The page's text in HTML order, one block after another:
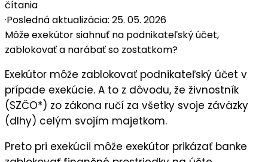
čítania
·Posledná aktualizácia: 25. 05. 2026
Môže exekútor siahnuť na podnikateľský účet,
zablokovať a narábať so zostatkom?
Exekútor môže zablokovať podnikateľský účet v
prípade exekúcie. A to z dôvodu, že živnostník
(SZČO*) zo zákona ručí za všetky svoje záväzky
(dlhy) celým svojím majetkom.
Preto pri exekúcii môže exekútor prikázať banke